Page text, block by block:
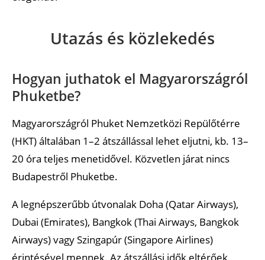
Utazás és közlekedés
Hogyan juthatok el Magyarországról
Phuketbe?
Magyarországról Phuket Nemzetközi Repülőtérre
(HKT) általában 1–2 átszállással lehet eljutni, kb. 13–
20 óra teljes menetidővel. Közvetlen járat nincs
Budapestről Phuketbe.
A legnépszerűbb útvonalak Doha (Qatar Airways),
Dubai (Emirates), Bangkok (Thai Airways, Bangkok
Airways) vagy Szingapúr (Singapore Airlines)
érintésével mennek. Az átszállási idők eltérőek,